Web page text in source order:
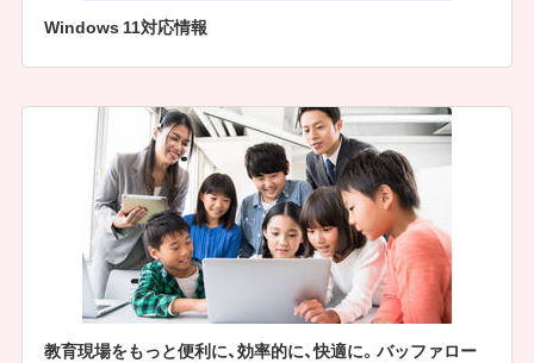
Windows 11対応情報
教育現場をもっと便利に、効率的に、快適に。バッファロー